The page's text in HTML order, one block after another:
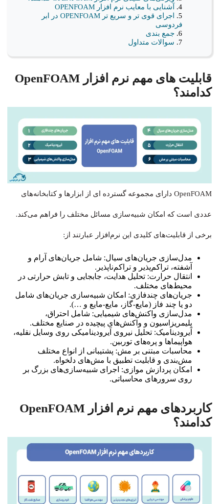
آشنایی با معایب نرم افزار OPENFOAM
اجرای قوی تر و سریع تر OPENFOAM در ابر
فردوسی
جمع بندی
سوالات متداول
قابلیت های مهم نرم افزار OpenFOAM
کدامند؟
OpenFOAM دارای مجموعه‌ گسترده ای از ابزارها و کتابخانه‌های
عددی است که امکان شبیه‌سازی مسائل مختلف را فراهم می‌کند.
برخی از قابلیت‌های کلیدی این نرم‌افزار عبارتند از:
مدل‌سازی جریان‌های سیال: شامل جریان‌های آرام و
آشفته، تراکم‌پذیر و تراکم‌ناپذیر.
انتقال حرارت: تحلیل هدایت، جابجایی و تابش حرارتی در
محیط‌های مختلف.
جریان‌های چندفازی: امکان شبیه‌سازی جریان‌های شامل
دو یا چند فاز (مایع-گاز، مایع-مایع و …).
مدل‌سازی واکنش‌های شیمیایی: شامل احتراق،
پلیمریزاسیون و واکنش‌های پیچیده در صنایع مختلف.
آیرودینامیک: تحلیل نیروی آیرودینامیکی روی وسایل نقلیه،
هواپیماها و پره‌های توربین.
محاسبات مبتنی بر مش: پشتیبانی از انواع مختلف
مش‌بندی و قابلیت تطبیق با مش‌های دلخواه.
امکان پردازش موازی: اجرای شبیه‌سازی‌های بزرگ بر
روی سرورهای محاسباتی.
کاربردهای مهم نرم افزار OpenFOAM
کدامند؟